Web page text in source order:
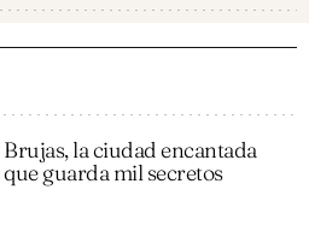
Brujas, la ciudad encantada
que guarda mil secretos